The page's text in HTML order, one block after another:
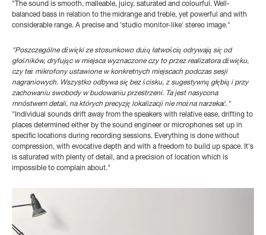
"The sound is smooth, malleable, juicy, saturated and colourful. Well-
balanced bass in relation to the midrange and treble, yet powerful and with
considerable range. A precise and 'studio monitor-like' stereo image."
"Poszczególne dźwięki ze stosunkowo dużą łatwością odrywają się od
głośników, dryfując w miejsca wyznaczone czy to przez realizatora dźwięku,
czy też mikrofony ustawione w konkretnych miejscach podczas sesji
nagraniowych. Wszystko odbywa się bez ścisku, z sugestywną głębią i przy
zachowaniu swobody w budowaniu przestrzeni. Ta jest nasycona
mnóstwem detali, na których precyzję lokalizacji nie można narzekać."
"Individual sounds drift away from the speakers with relative ease, drifting to
places determined either by the sound engineer or microphones set up in
specific locations during recording sessions. Everything is done without
compression, with evocative depth and with a freedom to build up space. It's
is saturated with plenty of detail, and a precision of location which is
impossible to complain about."